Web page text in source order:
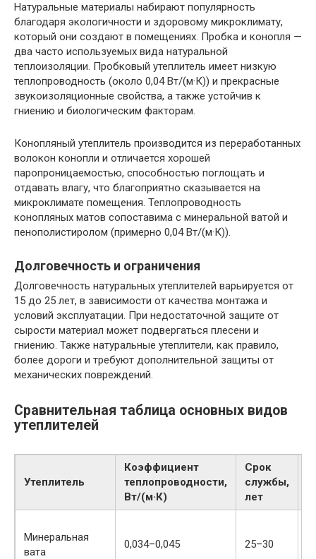
Натуральные материалы набирают популярность
благодаря экологичности и здоровому микроклимату,
который они создают в помещениях. Пробка и конопля —
два часто используемых вида натуральной
теплоизоляции. Пробковый утеплитель имеет низкую
теплопроводность (около 0,04 Вт/(м·К)) и прекрасные
звукоизоляционные свойства, а также устойчив к
гниению и биологическим факторам.
Конопляный утеплитель производится из переработанных
волокон конопли и отличается хорошей
паропроницаемостью, способностью поглощать и
отдавать влагу, что благоприятно сказывается на
микроклимате помещения. Теплопроводность
конопляных матов сопоставима с минеральной ватой и
пенополистиролом (примерно 0,04 Вт/(м·К)).
Долговечность и ограничения
Долговечность натуральных утеплителей варьируется от
15 до 25 лет, в зависимости от качества монтажа и
условий эксплуатации. При недостаточной защите от
сырости материал может подвергаться плесени и
гниению. Также натуральные утеплители, как правило,
более дороги и требуют дополнительной защиты от
механических повреждений.
Сравнительная таблица основных видов
утеплителей
Утеплитель
Коэффициент
теплопроводности,
Вт/(м·К)
Срок
службы,
лет
Минеральная
вата
0,034–0,045 25–30